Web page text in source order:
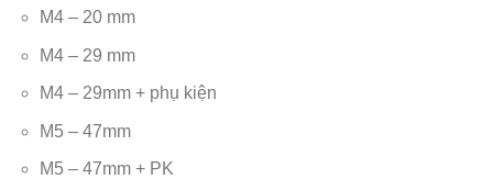
M4 – 20 mm
M4 – 29 mm
M4 – 29mm + phụ kiện
M5 – 47mm
M5 – 47mm + PK